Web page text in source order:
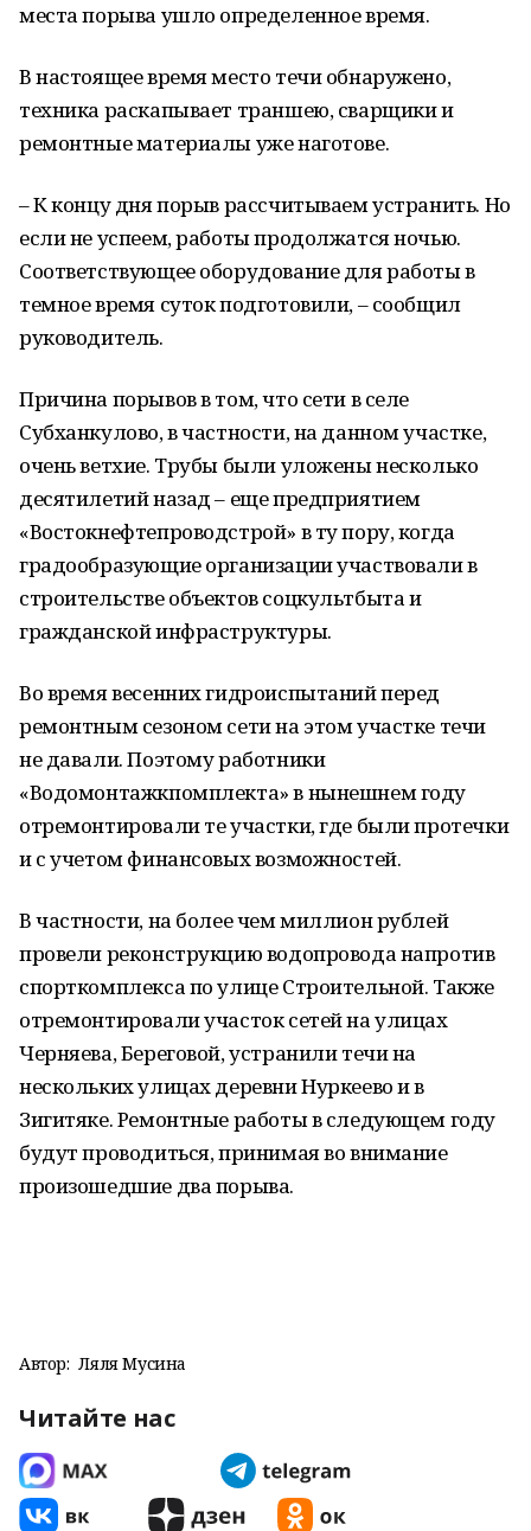
места порыва ушло определенное время.
В настоящее время место течи обнаружено,
техника раскапывает траншею, сварщики и
ремонтные материалы уже наготове.
– К концу дня порыв рассчитываем устранить. Но
если не успеем, работы продолжатся ночью.
Соответствующее оборудование для работы в
темное время суток подготовили, – сообщил
руководитель.
Причина порывов в том, что сети в селе
Субханкулово, в частности, на данном участке,
очень ветхие. Трубы были уложены несколько
десятилетий назад – еще предприятием
«Востокнефтепроводстрой» в ту пору, когда
градообразующие организации участвовали в
строительстве объектов соцкультбыта и
гражданской инфраструктуры.
Во время весенних гидроиспытаний перед
ремонтным сезоном сети на этом участке течи
не давали. Поэтому работники
«Водомонтажкпомплекта» в нынешнем году
отремонтировали те участки, где были протечки
и с учетом финансовых возможностей.
В частности, на более чем миллион рублей
провели реконструкцию водопровода напротив
спорткомплекса по улице Строительной. Также
отремонтировали участок сетей на улицах
Черняева, Береговой, устранили течи на
нескольких улицах деревни Нуркеево и в
Зигитяке. Ремонтные работы в следующем году
будут проводиться, принимая во внимание
произошедшие два порыва.
Автор: Ляля Мусина
Читайте нас